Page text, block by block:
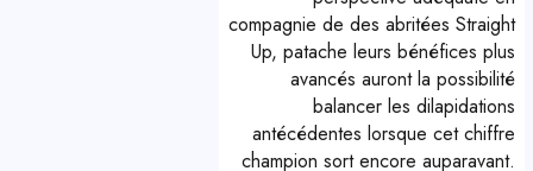
compagnie de des abritées Straight
Up, patache leurs bénéfices plus
avancés auront la possibilité
balancer les dilapidations
antécédentes lorsque cet chiffre
champion sort encore auparavant.